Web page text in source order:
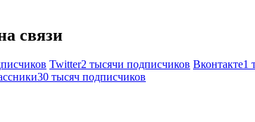
связи
Twitter2 тысячи подписчиков Вконтакте1
30 тысяч подписчиков